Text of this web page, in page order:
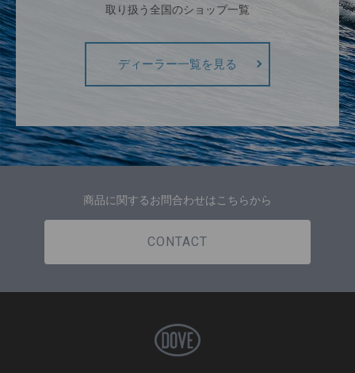
取り扱う全国のショップ一覧
ディーラー一覧を見る
商品に関するお問合わせはこちらから
CONTACT